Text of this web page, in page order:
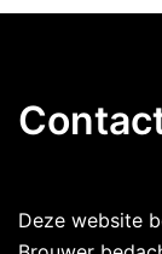
Deze website